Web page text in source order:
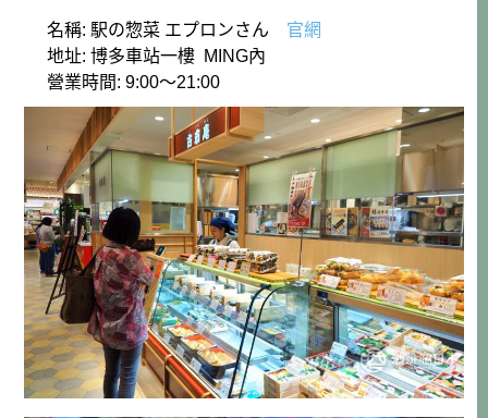
名稱: 駅の惣菜 エプロンさん 官網
地址: 博多車站一樓 MING內
營業時間: 9:00～21:00